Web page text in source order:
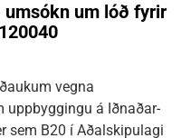
um lóð fyrir
vegna
uppbyggingu á Iðnaðar-
sem B20 í Aðalskipulagi